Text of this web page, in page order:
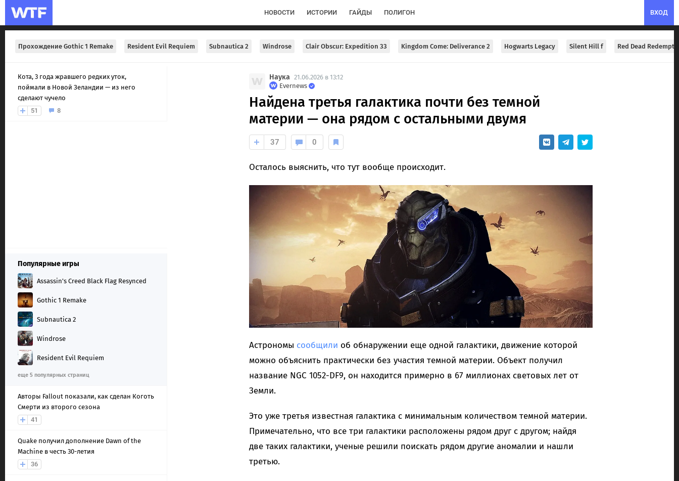
ВХОД
НОВОСТИ ИСТОРИИ ГАЙДЫ ПОЛИГОН
Прохождение Gothic 1 Remake Resident Evil Requiem Subnautica 2 Windrose Clair Obscur: Expedition 33 Kingdom Come: Deliverance 2 Hogwarts Legacy Silent Hill f Red Dead
Кота, 3 года жравшего редких уток,
поймали в Новой Зеландии — из него
сделают чучело
51
8
Популярные игры
Assassin's Creed Black Flag Resynced
Gothic 1 Remake
Subnautica 2
Windrose
Resident Evil Requiem
еще 5 популярных страниц
Авторы Fallout показали, как сделан Коготь
Смерти из второго сезона
41
Quake получил дополнение Dawn of the
Machine в честь 30-летия
36
Наука 21.06.2026 в 13:12
Evernews
Найдена третья галактика почти без темной
материи — она рядом с остальными двумя
37 0
Осталось выяснить, что тут вообще происходит.
Астрономы сообщили об обнаружении еще одной галактики, движение которой
можно объяснить практически без участия темной материи. Объект получил
название NGC 1052-DF9, он находится примерно в 67 миллионах световых лет от
Земли.
Это уже третья известная галактика с минимальным количеством темной материи.
Примечательно, что все три галактики расположены рядом друг с другом; найдя
две таких галактики, ученые решили поискать рядом другие аномалии и нашли
третью.